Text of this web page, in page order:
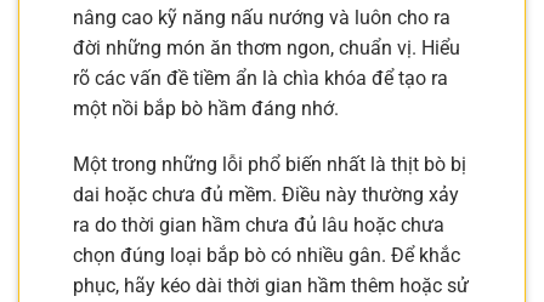
nâng cao kỹ năng nấu nướng và luôn cho ra
đời những món ăn thơm ngon, chuẩn vị. Hiểu
rõ các vấn đề tiềm ẩn là chìa khóa để tạo ra
một nồi bắp bò hầm đáng nhớ.
Một trong những lỗi phổ biến nhất là thịt bò bị
dai hoặc chưa đủ mềm. Điều này thường xảy
ra do thời gian hầm chưa đủ lâu hoặc chưa
chọn đúng loại bắp bò có nhiều gân. Để khắc
phục, hãy kéo dài thời gian hầm thêm hoặc sử